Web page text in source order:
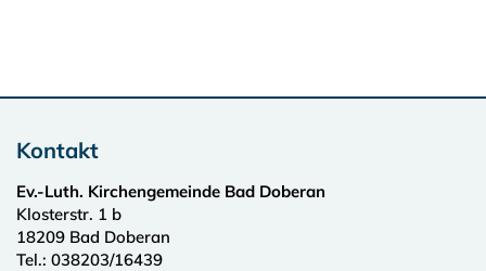
Kontakt
Ev.-Luth. Kirchengemeinde Bad Doberan
Klosterstr. 1 b
18209 Bad Doberan
Tel.: 038203/16439